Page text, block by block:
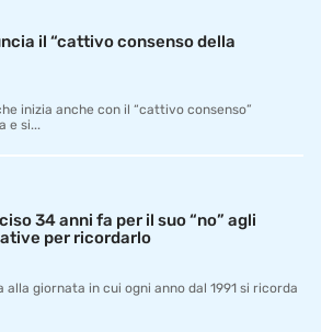
il “cattivo consenso della
inizia anche con il “cattivo consenso”
e si...
34 anni fa per il suo “no” agli
per ricordarlo
alla giornata in cui ogni anno dal 1991 si ricorda